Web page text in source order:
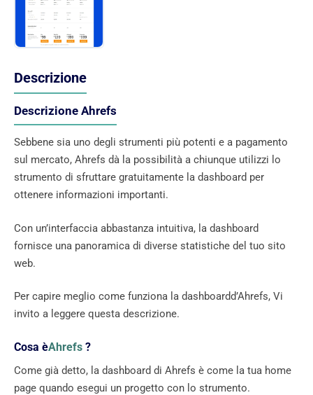
Descrizione
Descrizione Ahrefs
Sebbene sia uno degli strumenti più potenti e a pagamento
sul mercato, Ahrefs dà la possibilità a chiunque utilizzi lo
strumento di sfruttare gratuitamente la dashboard per
ottenere informazioni importanti.
Con un’interfaccia abbastanza intuitiva, la dashboard
fornisce una panoramica di diverse statistiche del tuo sito
web.
Per capire meglio come funziona la dashboardd’Ahrefs, Vi
invito a leggere questa descrizione.
Cosa èAhrefs ?
Come già detto, la dashboard di Ahrefs è come la tua home
page quando esegui un progetto con lo strumento.